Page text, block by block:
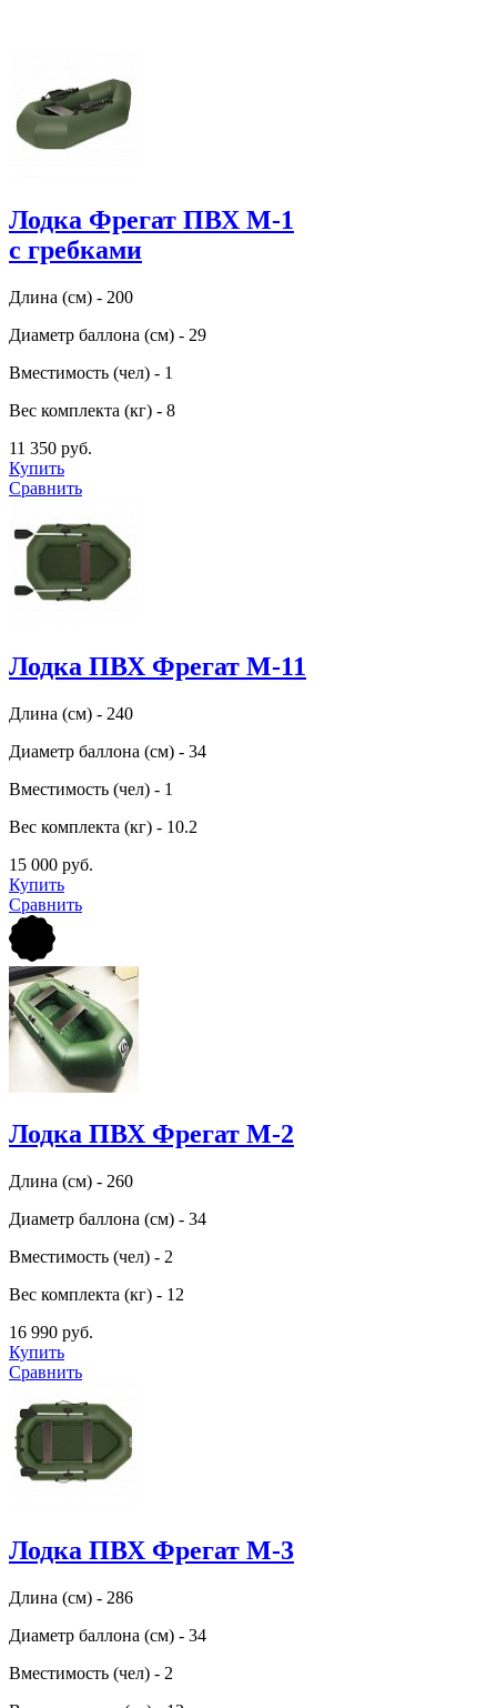
Лодка Фрегат ПВХ М-1
с гребками
Длина (см) - 200
Диаметр баллона (см) - 29
Вместимость (чел) - 1
Вес комплекта (кг) - 8
11 350 руб.
Купить
Сравнить
Лодка ПВХ Фрегат М-11
Длина (см) - 240
Диаметр баллона (см) - 34
Вместимость (чел) - 1
Вес комплекта (кг) - 10.2
15 000 руб.
Купить
Сравнить
Лодка ПВХ Фрегат М-2
Длина (см) - 260
Диаметр баллона (см) - 34
Вместимость (чел) - 2
Вес комплекта (кг) - 12
16 990 руб.
Купить
Сравнить
Лодка ПВХ Фрегат М-3
Длина (см) - 286
Диаметр баллона (см) - 34
Вместимость (чел) - 2